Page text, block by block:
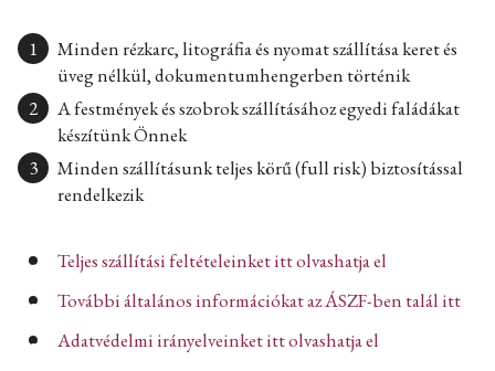
Minden rézkarc, litográfia és nyomat szállítása keret és
üveg nélkül, dokumentumhengerben történik
A festmények és szobrok szállításához egyedi faládákat
készítünk Önnek
Minden szállításunk teljes körű (full risk) biztosítással
rendelkezik
Teljes szállítási feltételeinket itt olvashatja el
További általános információkat az ÁSZF-ben talál itt
Adatvédelmi irányelveinket itt olvashatja el